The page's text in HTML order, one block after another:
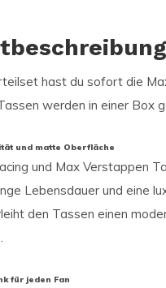
hast du sofort die
werden in einer Box
und matte Oberfläche
und Max Verstappen
Lebensdauer und eine
den Tassen einen
für jeden Fan